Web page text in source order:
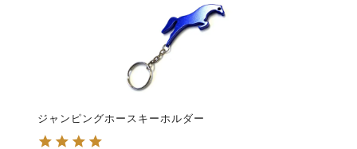
ジャンピングホースキーホルダー